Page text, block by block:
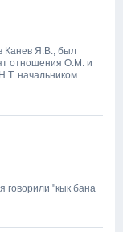
Канев Я.В., был
отношения О.М. и
начальником
говорили "кык бана